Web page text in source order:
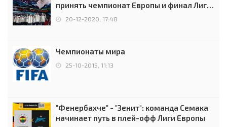
принять чемпионат Европы и финал Лиги
чемпионов.
20-12-2020, 17:48
Чемпионаты мира
25-10-2015, 11:13
"Фенербахче" - "Зенит": команда Семака
начинает путь в плей-офф Лиги Европы